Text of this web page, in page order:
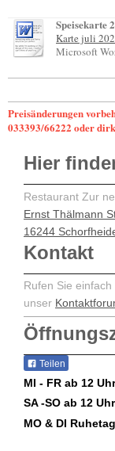
Speisekarte
Karte juli
Microsoft
Preisänderungen
033393/66222 oder
Hier
Restaurant Zur
Ernst Thälmann
16244
Kontakt
Rufen Sie
unser
Teilen
MI - FR ab 12 Uhr
SA -SO ab 12 Uhr
MO & DI Ruhetag